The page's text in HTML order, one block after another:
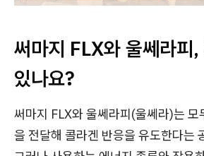
써마지 FLX와 울쎄라피
있나요?
써마지 FLX와 울쎄라피(울쎄라)는 모
을 전달해 콜라겐 반응을 유도한다는